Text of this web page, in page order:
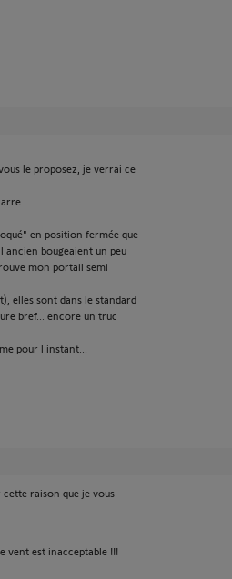
le proposez, je verrai ce
en position fermée que
bougeaient un peu
mon portail semi
elles sont dans le standard
bref... encore un truc
pour l'instant...
raison que je vous
vent est inacceptable !!!